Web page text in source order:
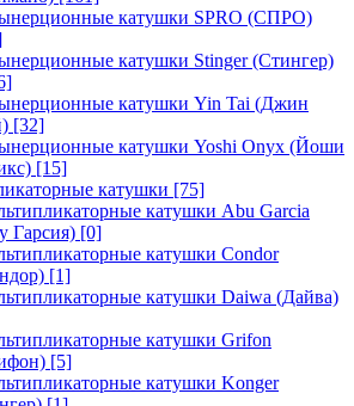
катушки SPRO (СПРО)
катушки Stinger (Стингер)
катушки Yin Tai (Джин
[32]
катушки Yoshi Onyx (Йоши
[15]
катушки [75]
катушки Abu Garcia
Гарсия) [0]
катушки Condor
[1]
катушки Daiwa (Дайва)
катушки Grifon
[5]
катушки Konger